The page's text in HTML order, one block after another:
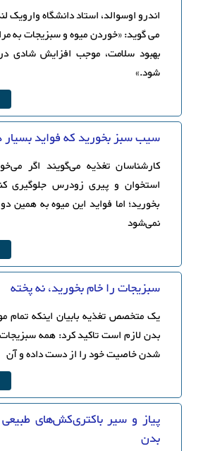
اندرو اوسوالد، استاد دانشگاه وارویک
می گوید: «خوردن میوه و سبزیجات به
بهبود سلامت، موجب افزایش شادی
شود.»
سیب سبز بخورید که فواید بسیار
کارشناسان تغذیه می‌گویند اگر
استخوان و پیری زودرس جلوگیری
بخورید؛ اما فواید این میوه به همین
نمی‌شود
سبزیجات را خام بخورید،‌ نه پخته
یک متخصص تغذیه بابیان اینکه تمام
بدن لازم است تاکید کرد: همه
شدن خاصیت خود را از دست داده و آن
پیاز و سیر باکتری‌کش‌های
بدن